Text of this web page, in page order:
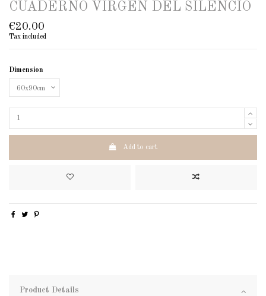
CUADERNO VIRGEN DEL SILENCIO
€20.00
Tax included
Dimension
Add to cart
Product Details